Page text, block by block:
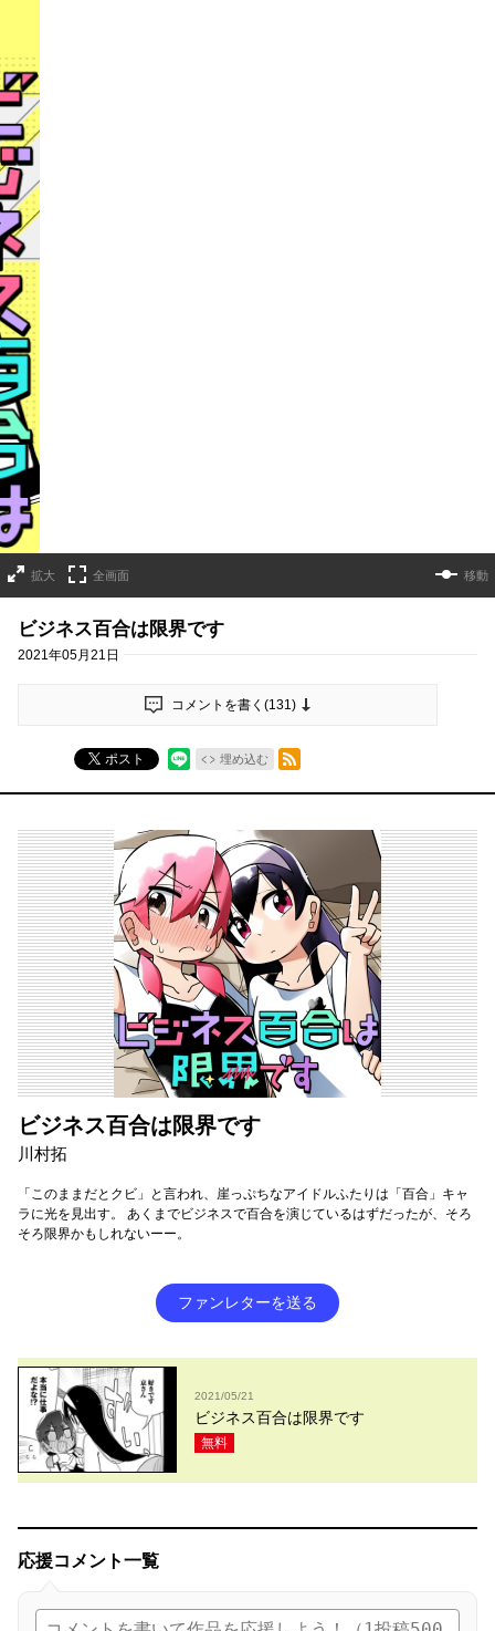
拡大 全画面 移動
ビジネス百合は限界です
2021年05月21日
コメントを書く(131)
ポスト 埋め込む
RSSフィード
ビジネス百合は限界です
川村拓
「このままだとクビ」と言われ、崖っぷちなアイドルふたりは「百合」キャ
ラに光を見出す。 あくまでビジネスで百合を演じているはずだったが、そろ
そろ限界かもしれないーー。
ファンレターを送る
2021/05/21
ビジネス百合は限界です
無料
応援コメント一覧